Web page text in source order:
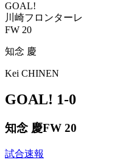
GOAL!
川崎フロンターレ
FW 20
知念 慶
Kei CHINEN
GOAL! 1-0
知念 慶FW 20
試合速報